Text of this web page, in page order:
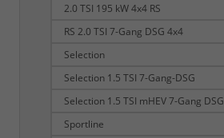
2.0 TSI 195 kW 4x4 RS
RS 2.0 TSI 7-Gang DSG 4x4
Selection
Selection 1.5 TSI 7-Gang-DSG
Selection 1.5 TSI mHEV 7-Gang DSG
Sportline